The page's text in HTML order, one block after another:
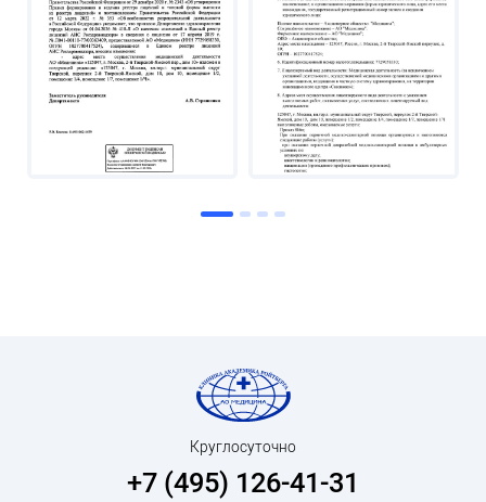
Круглосуточно
+7 (495) 126-41-31